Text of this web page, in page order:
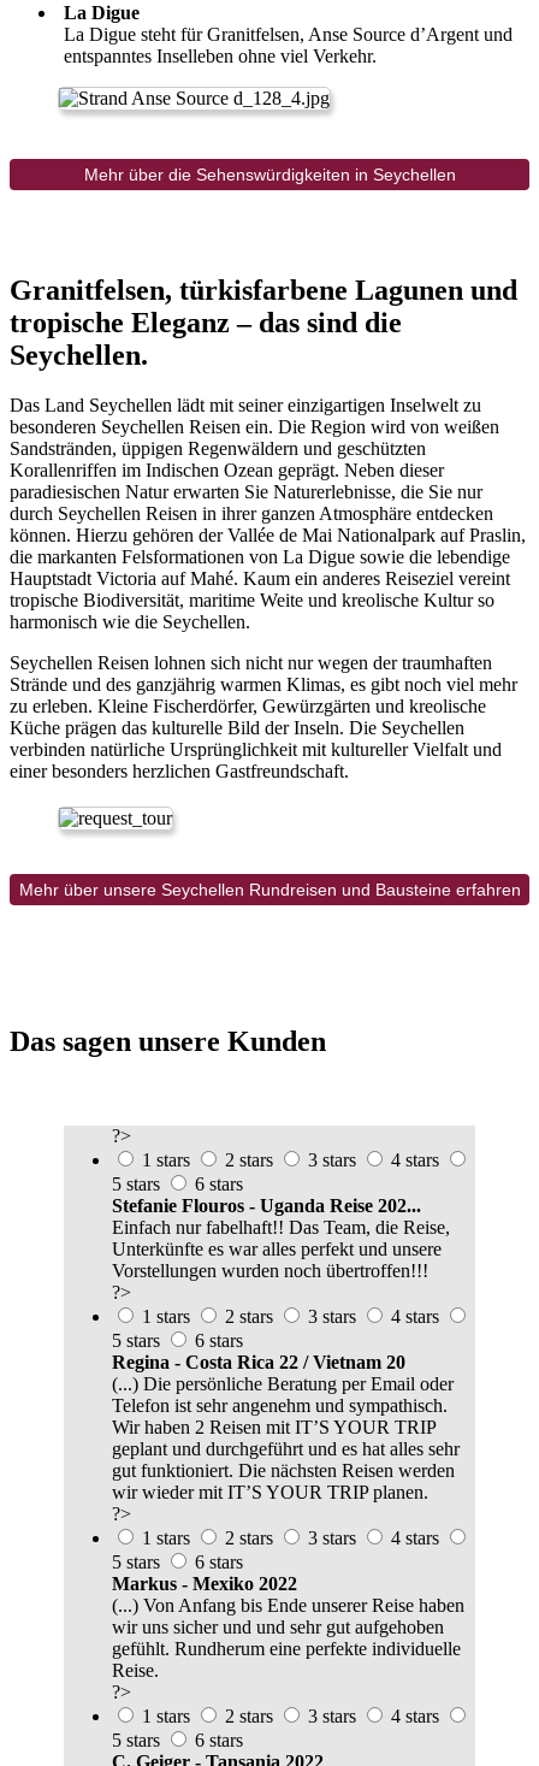
La Digue
La Digue steht für Granitfelsen, Anse Source d’Argent und
entspanntes Inselleben ohne viel Verkehr.
Mehr über die Sehenswürdigkeiten in Seychellen
Granitfelsen, türkisfarbene Lagunen und
tropische Eleganz – das sind die
Seychellen.
Das Land Seychellen lädt mit seiner einzigartigen Inselwelt zu
besonderen Seychellen Reisen ein. Die Region wird von weißen
Sandstränden, üppigen Regenwäldern und geschützten
Korallenriffen im Indischen Ozean geprägt. Neben dieser
paradiesischen Natur erwarten Sie Naturerlebnisse, die Sie nur
durch Seychellen Reisen in ihrer ganzen Atmosphäre entdecken
können. Hierzu gehören der Vallée de Mai Nationalpark auf Praslin,
die markanten Felsformationen von La Digue sowie die lebendige
Hauptstadt Victoria auf Mahé. Kaum ein anderes Reiseziel vereint
tropische Biodiversität, maritime Weite und kreolische Kultur so
harmonisch wie die Seychellen.
Seychellen Reisen lohnen sich nicht nur wegen der traumhaften
Strände und des ganzjährig warmen Klimas, es gibt noch viel mehr
zu erleben. Kleine Fischerdörfer, Gewürzgärten und kreolische
Küche prägen das kulturelle Bild der Inseln. Die Seychellen
verbinden natürliche Ursprünglichkeit mit kultureller Vielfalt und
einer besonders herzlichen Gastfreundschaft.
Mehr über unsere Seychellen Rundreisen und Bausteine erfahren
Das sagen unsere Kunden
?>
1 stars
2 stars 3 stars
4 stars
5 stars
6 stars
Stefanie Flouros - Uganda Reise 202...
Einfach nur fabelhaft!! Das Team, die Reise,
Unterkünfte es war alles perfekt und unsere
Vorstellungen wurden noch übertroffen!!!
?>
1 stars
2 stars 3 stars
4 stars
5 stars
6 stars
Regina - Costa Rica 22 / Vietnam 20
(...) Die persönliche Beratung per Email oder
Telefon ist sehr angenehm und sympathisch.
Wir haben 2 Reisen mit IT’S YOUR TRIP
geplant und durchgeführt und es hat alles sehr
gut funktioniert. Die nächsten Reisen werden
wir wieder mit IT’S YOUR TRIP planen.
?>
1 stars
2 stars 3 stars
4 stars
5 stars
6 stars
Markus - Mexiko 2022
(...) Von Anfang bis Ende unserer Reise haben
wir uns sicher und und sehr gut aufgehoben
gefühlt. Rundherum eine perfekte individuelle
Reise.
?>
1 stars
2 stars 3 stars
4 stars
5 stars
6 stars